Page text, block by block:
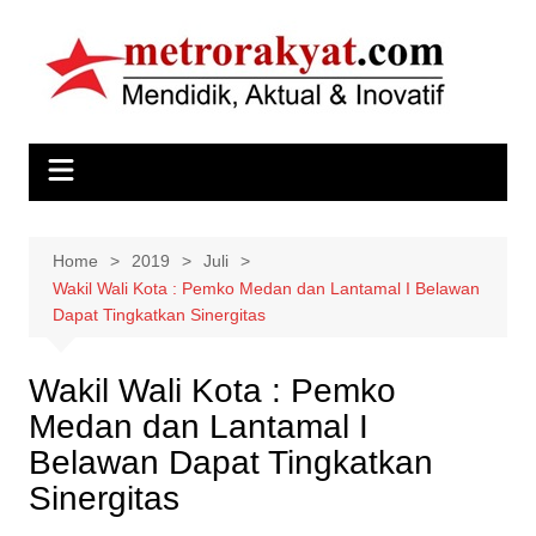
content
Home 2019
Juli
Wakil Wali Kota : Pemko Medan dan Lantamal I Belawan
Dapat Tingkatkan Sinergitas
Wakil Wali Kota : Pemko
Medan dan Lantamal I
Belawan Dapat Tingkatkan
Sinergitas